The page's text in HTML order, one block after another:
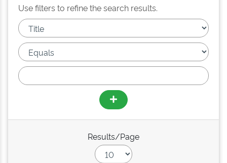
Use filters to refine the search results.
Results/Page